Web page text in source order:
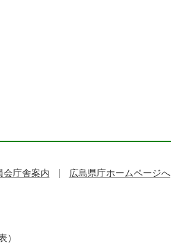
会庁舎案内 広島県庁ホームページへ
）